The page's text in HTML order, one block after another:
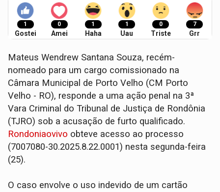
1
Gostei
0
Amei
1
Haha
1
Uau
0
Triste
7
Grr
Mateus Wendrew Santana Souza, recém-
nomeado para um cargo comissionado na
Câmara Municipal de Porto Velho (CM Porto
Velho - RO), responde a uma ação penal na 3ª
Vara Criminal do Tribunal de Justiça de Rondônia
(TJRO) sob a acusação de furto qualificado.
Rondoniaovivo obteve acesso ao processo
(7007080-30.2025.8.22.0001) nesta segunda-feira
(25).
O caso envolve o uso indevido de um cartão